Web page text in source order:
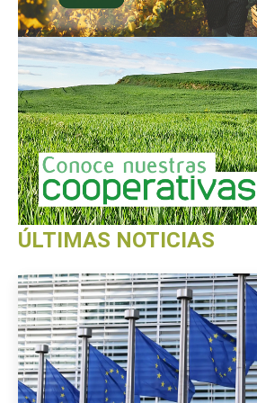
ÚLTIMAS NOTICIAS